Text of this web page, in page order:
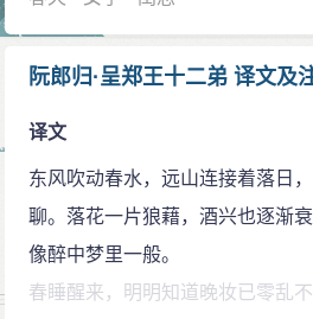
阮郎归·呈郑王十二弟 译文及
译文
东风吹动春水，远山连接着落日
聊。落花一片狼藉，酒兴也逐渐
像醉中梦里一般。
春睡醒来，明明知道晚妆已零乱